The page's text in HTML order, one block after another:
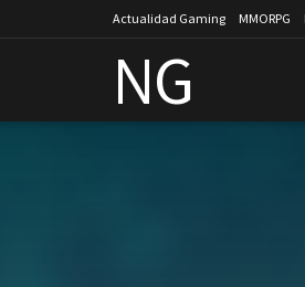
Actualidad Gaming MMORPG
NG